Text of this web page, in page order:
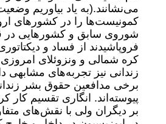
می‌نشانند.(به یاد بیاوریم
کمونیست‌ها را در کشورهای
شوروی سابق و کشورهایی در
فروپاشیدند از فساد و
کره شمالی و ونزوئلای
زندانی نیز تجربه‌های مشابهی
برخی مدافعین حقوق بشر
پیوسته‌اند. انگاری تقسیم کار
بر دیگران ولی با نقش‌های